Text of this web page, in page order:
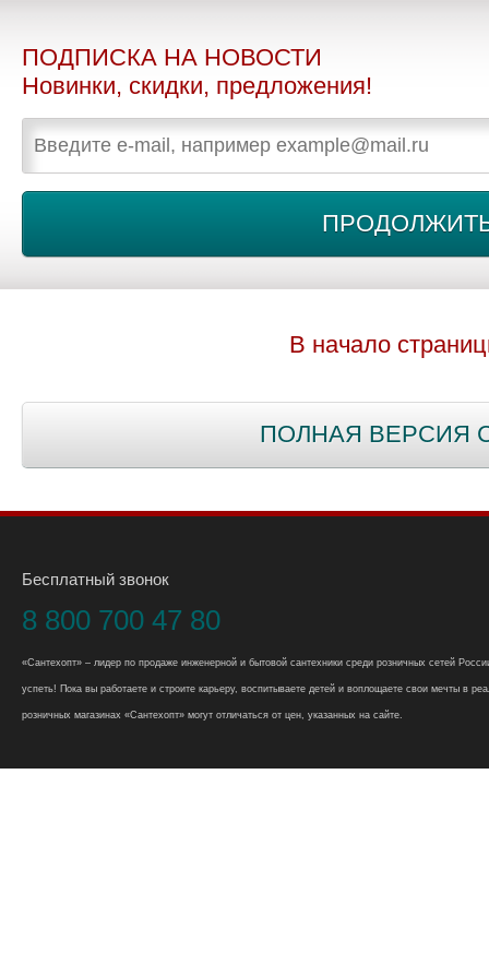
ПОДПИСКА НА НОВОСТИ
Новинки, скидки, предложения!
В начало
ПОЛНАЯ ВЕРСИЯ
Бесплатный звонок
8 800 700 47 80
«Сантехопт» – лидер по продаже инженерной и бытовой сантехники среди розничных сетей
успеть! Пока вы работаете и строите карьеру, воспитываете детей и воплощаете свои мечты в
розничных магазинах «Сантехопт» могут отличаться от цен, указанных на сайте.